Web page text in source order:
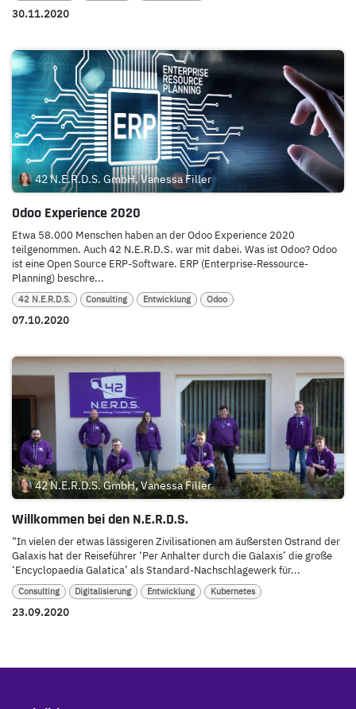
30.11.2020
42 N.E.R.D.S. GmbH, Vanessa Filler
Odoo Experience 2020
Etwa 58.000 Menschen haben an der Odoo Experience 2020
teilgenommen. Auch 42 N.E.R.D.S. war mit dabei. Was ist Odoo? Odoo
ist eine Open Source ERP-Software. ERP (Enterprise-Ressource-
Planning) beschre...
42 N.E.R.D.S. Consulting Entwicklung Odoo
07.10.2020
42 N.E.R.D.S. GmbH, Vanessa Filler
Willkommen bei den N.E.R.D.S.
“In vielen der etwas lässigeren Zivilisationen am äußersten Ostrand der
Galaxis hat der Reiseführer ‘Per Anhalter durch die Galaxis’ die große
‘Encyclopaedia Galatica’ als Standard-Nachschlagewerk für...
Consulting Digitalisierung Entwicklung Kubernetes
23.09.2020